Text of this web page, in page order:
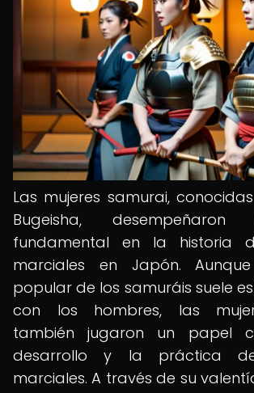
Las mujeres samurai,
Bugeisha,
fundamental en la historia
marciales en Japón.
popular de los samuráis suele
con los hombres, las
también jugaron un papel
desarrollo y la práctica
marciales. A través de su